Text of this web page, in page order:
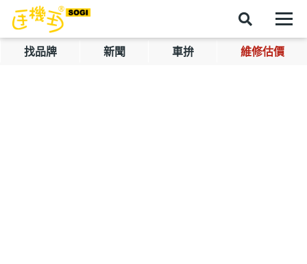
找品牌 新聞 車拚 維修估價